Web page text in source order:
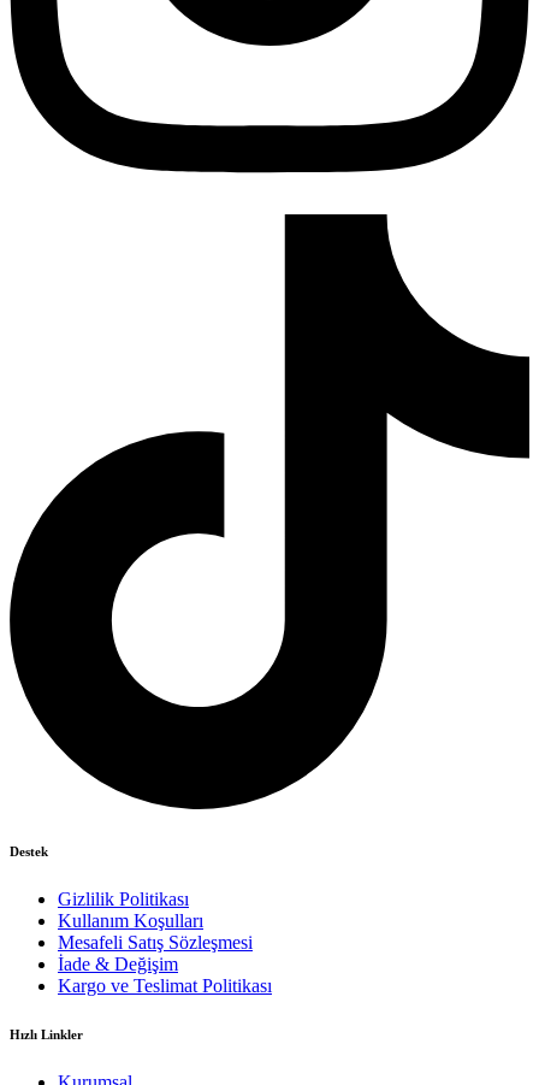
Destek
Gizlilik Politikası
Kullanım Koşulları
Mesafeli Satış Sözleşmesi
İade & Değişim
Kargo ve Teslimat Politikası
Hızlı Linkler